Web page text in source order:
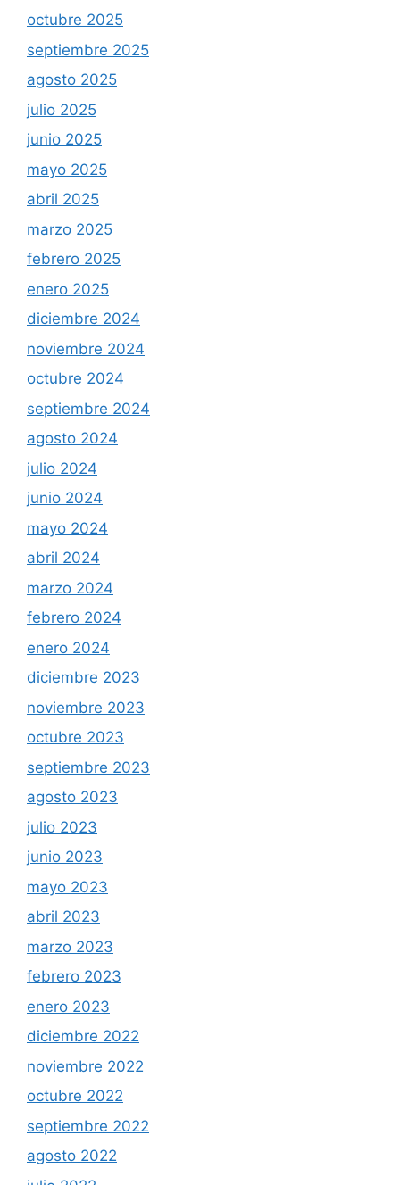
octubre 2025
septiembre 2025
agosto 2025
julio 2025
junio 2025
mayo 2025
abril 2025
marzo 2025
febrero 2025
enero 2025
diciembre 2024
noviembre 2024
octubre 2024
septiembre 2024
agosto 2024
julio 2024
junio 2024
mayo 2024
abril 2024
marzo 2024
febrero 2024
enero 2024
diciembre 2023
noviembre 2023
octubre 2023
septiembre 2023
agosto 2023
julio 2023
junio 2023
mayo 2023
abril 2023
marzo 2023
febrero 2023
enero 2023
diciembre 2022
noviembre 2022
octubre 2022
septiembre 2022
agosto 2022